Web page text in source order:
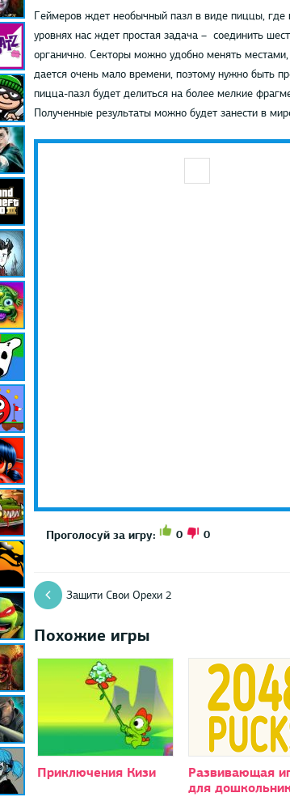
Геймеров ждет необычный пазл в виде пиццы,
уровнях нас ждет простая задача – соединить
органично. Секторы можно удобно менять
дается очень мало времени, поэтому нужно быть
пицца-пазл будет делиться на более мелкие
Полученные результаты можно будет занести в
Проголосуй за игру: 0 0
Защити Свои Орехи 2
Похожие игры
Приключения Кизи
Развивающая
для